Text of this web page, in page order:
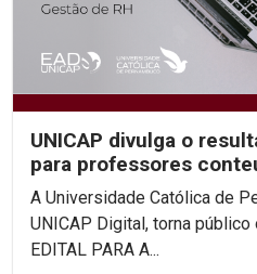
UNICAP divulga o
para professores
2023/02
A Universidade Católica de
UNICAP Digital, torna
EDITAL PARA A...